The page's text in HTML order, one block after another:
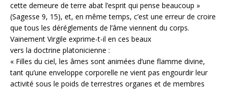
cette demeure de terre abat l’esprit qui pense beaucoup »
(Sagesse 9, 15), et, en même temps, c’est une erreur de croire
que tous les déréglements de l’âme viennent du corps.
Vainement Virgile exprime-t-il en ces beaux
vers la doctrine platonicienne :
« Filles du ciel, les âmes sont animées d’une flamme divine,
tant qu’une enveloppe corporelle ne vient pas engourdir leur
activité sous le poids de terrestres organes et de membres